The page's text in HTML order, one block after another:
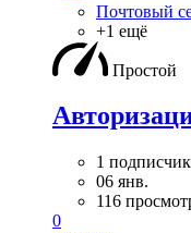
Почтовый
+1 ещё
Простой
1 подписчик
06 янв.
116
0